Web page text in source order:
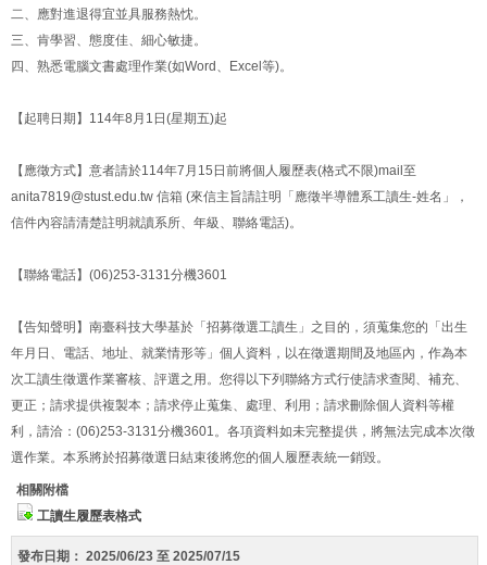
二、應對進退得宜並具服務熱忱。
三、肯學習、態度佳、細心敏捷。
四、熟悉電腦文書處理作業(如Word、Excel等)。
【起聘日期】114年8月1日(星期五)起
【應徵方式】意者請於114年7月15日前將個人履歷表(格式不限)mail至
anita7819@stust.edu.tw 信箱 (來信主旨請註明「應徵半導體系工讀生-姓名」，
信件內容請清楚註明就讀系所、年級、聯絡電話)。
【聯絡電話】(06)253-3131分機3601
【告知聲明】南臺科技大學基於「招募徵選工讀生」之目的，須蒐集您的「出生
年月日、電話、地址、就業情形等」個人資料，以在徵選期間及地區內，作為本
次工讀生徵選作業審核、評選之用。您得以下列聯絡方式行使請求查閱、補充、
更正；請求提供複製本；請求停止蒐集、處理、利用；請求刪除個人資料等權
利，請洽：(06)253-3131分機3601。各項資料如未完整提供，將無法完成本次徵
選作業。本系將於招募徵選日結束後將您的個人履歷表統一銷毀。
相關附檔
工讀生履歷表格式
發布日期： 2025/06/23 至 2025/07/15